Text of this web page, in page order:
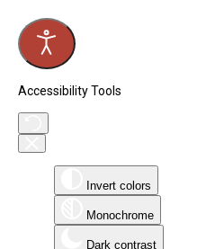
Accessibility Tools
Invert colors
Monochrome
Dark contrast